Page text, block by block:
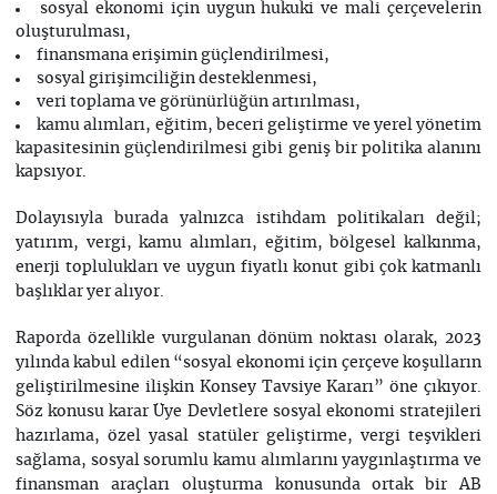
sosyal ekonomi için uygun hukuki ve mali çerçevelerin
oluşturulması,
finansmana erişimin güçlendirilmesi,
sosyal girişimciliğin desteklenmesi,
veri toplama ve görünürlüğün artırılması,
kamu alımları, eğitim, beceri geliştirme ve yerel yönetim
kapasitesinin güçlendirilmesi gibi geniş bir politika alanını
kapsıyor.
Dolayısıyla burada yalnızca istihdam politikaları değil;
yatırım, vergi, kamu alımları, eğitim, bölgesel kalkınma,
enerji toplulukları ve uygun fiyatlı konut gibi çok katmanlı
başlıklar yer alıyor.
Raporda özellikle vurgulanan dönüm noktası olarak, 2023
yılında kabul edilen “sosyal ekonomi için çerçeve koşulların
geliştirilmesine ilişkin Konsey Tavsiye Kararı” öne çıkıyor.
Söz konusu karar Üye Devletlere sosyal ekonomi stratejileri
hazırlama, özel yasal statüler geliştirme, vergi teşvikleri
sağlama, sosyal sorumlu kamu alımlarını yaygınlaştırma ve
finansman araçları oluşturma konusunda ortak bir AB